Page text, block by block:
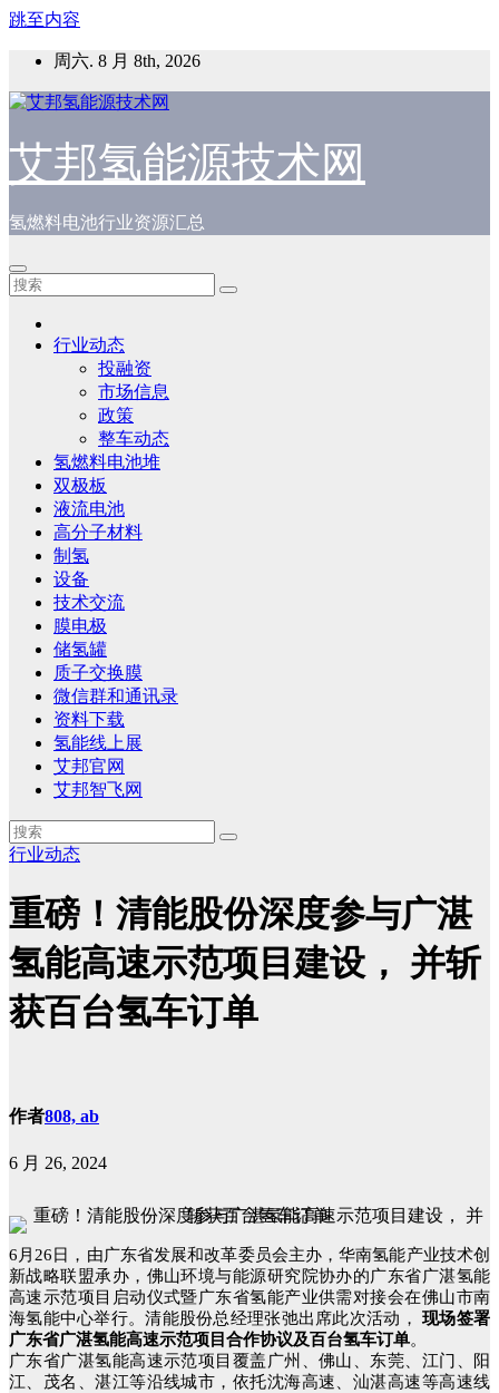
跳至内容
周六. 8 月 8th, 2026
艾邦氢能源技术网
氢燃料电池行业资源汇总
行业动态
投融资
市场信息
政策
整车动态
氢燃料电池堆
双极板
液流电池
高分子材料
制氢
设备
技术交流
膜电极
储氢罐
质子交换膜
微信群和通讯录
资料下载
氢能线上展
艾邦官网
艾邦智飞网
行业动态
重磅！清能股份深度参与广湛
氢能高速示范项目建设， 并斩
获百台氢车订单
作者808, ab
6 月 26, 2024
6月26日，由广东省发展和改革委员会主办，华南氢能产业技术创
新战略联盟承办，佛山环境与能源研究院协办的广东省广湛氢能
高速示范项目启动仪式暨广东省氢能产业供需对接会在佛山市南
海氢能中心举行。清能股份总经理张弛出席此次活动，现场签署
广东省广湛氢能高速示范项目合作协议及百台氢车订单。
广东省广湛氢能高速示范项目覆盖广州、佛山、东莞、江门、阳
江、茂名、湛江等沿线城市，依托沈海高速、汕湛高速等高速线